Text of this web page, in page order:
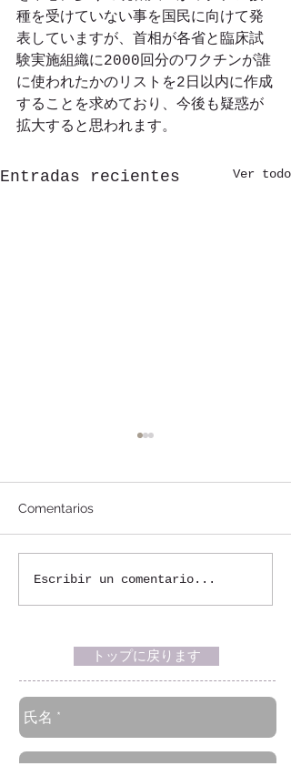
種を受けていない事を国民に向けて発
表していますが、首相が各省と臨床試
験実施組織に2000回分のワクチンが誰
に使われたかのリストを2日以内に作成
することを求めており、今後も疑惑が
拡大すると思われます。
Entradas recientes Ver todo
マチュピチュへの列車は
ワクチン証明の代わりに
明で乗車可能に
Comentarios
Escribir un comentario...
トップに戻ります